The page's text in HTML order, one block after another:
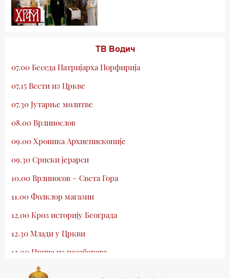
ТВ Водич
07.00 Беседа Патријарха Порфирија
07.15 Вести из Цркве
07.30 Јутарње молитве
08.00 Врлинослов
09.00 Хроника Архиепископије
09.30 Српски јерарси
10.00 Врлиносов – Света Гора
11.00 Фолклор магазин
12.00 Кроз историју Београда
12.30 Млади у Цркви
13.00 Приче из незаборава
13.30 Храм културе